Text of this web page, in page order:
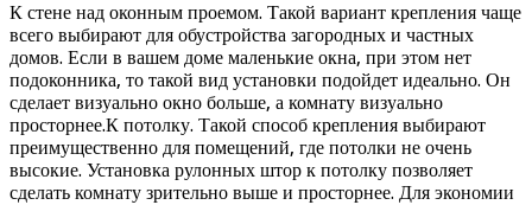
К стене над оконным проемом. Такой вариант крепления чаще
всего выбирают для обустройства загородных и частных
домов. Если в вашем доме маленькие окна, при этом нет
подоконника, то такой вид установки подойдет идеально. Он
сделает визуально окно больше, а комнату визуально
просторнее.К потолку. Такой способ крепления выбирают
преимущественно для помещений, где потолки не очень
высокие. Установка рулонных штор к потолку позволяет
сделать комнату зрительно выше и просторнее. Для экономии